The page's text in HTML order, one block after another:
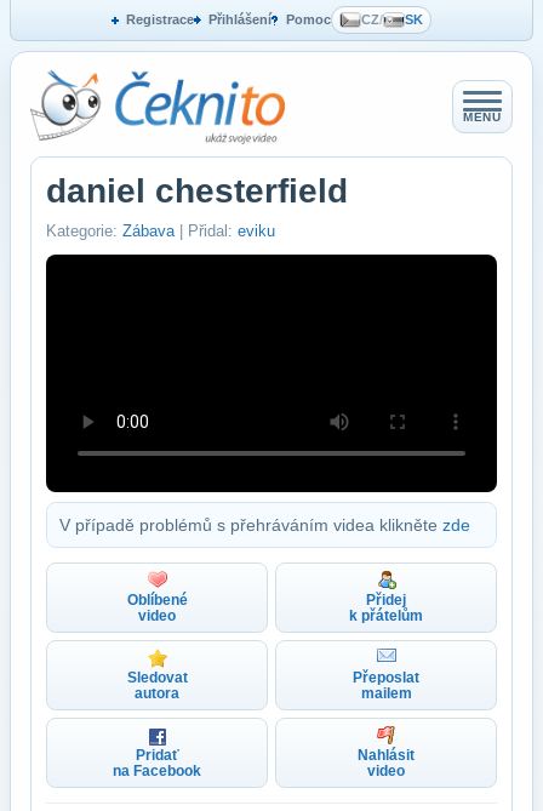
Registrace Přihlášení Pomoc CZ/ SK
MENU
daniel chesterfield
Kategorie: Zábava | Přidal: eviku
V případě problémů s přehráváním videa klikněte zde
Oblíbené
video
Přidej
k přátelům
Sledovat
autora
Přeposlat
mailem
Pridať
na Facebook
Nahlásit
video